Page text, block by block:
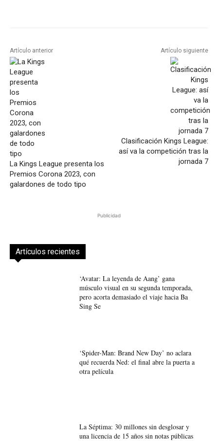
Artículo anterior
La Kings League presenta los
Premios Corona 2023, con
galardones de todo tipo
Artículo siguiente
Clasificación Kings League:
así va la competición tras la
jornada 7
Publicidad
Artículos recientes
‘Avatar: La leyenda de Aang’ gana
músculo visual en su segunda temporada,
pero acorta demasiado el viaje hacia Ba
Sing Se
‘Spider-Man: Brand New Day’ no aclara
qué recuerda Ned: el final abre la puerta a
otra película
La Séptima: 30 millones sin desglosar y
una licencia de 15 años sin notas públicas